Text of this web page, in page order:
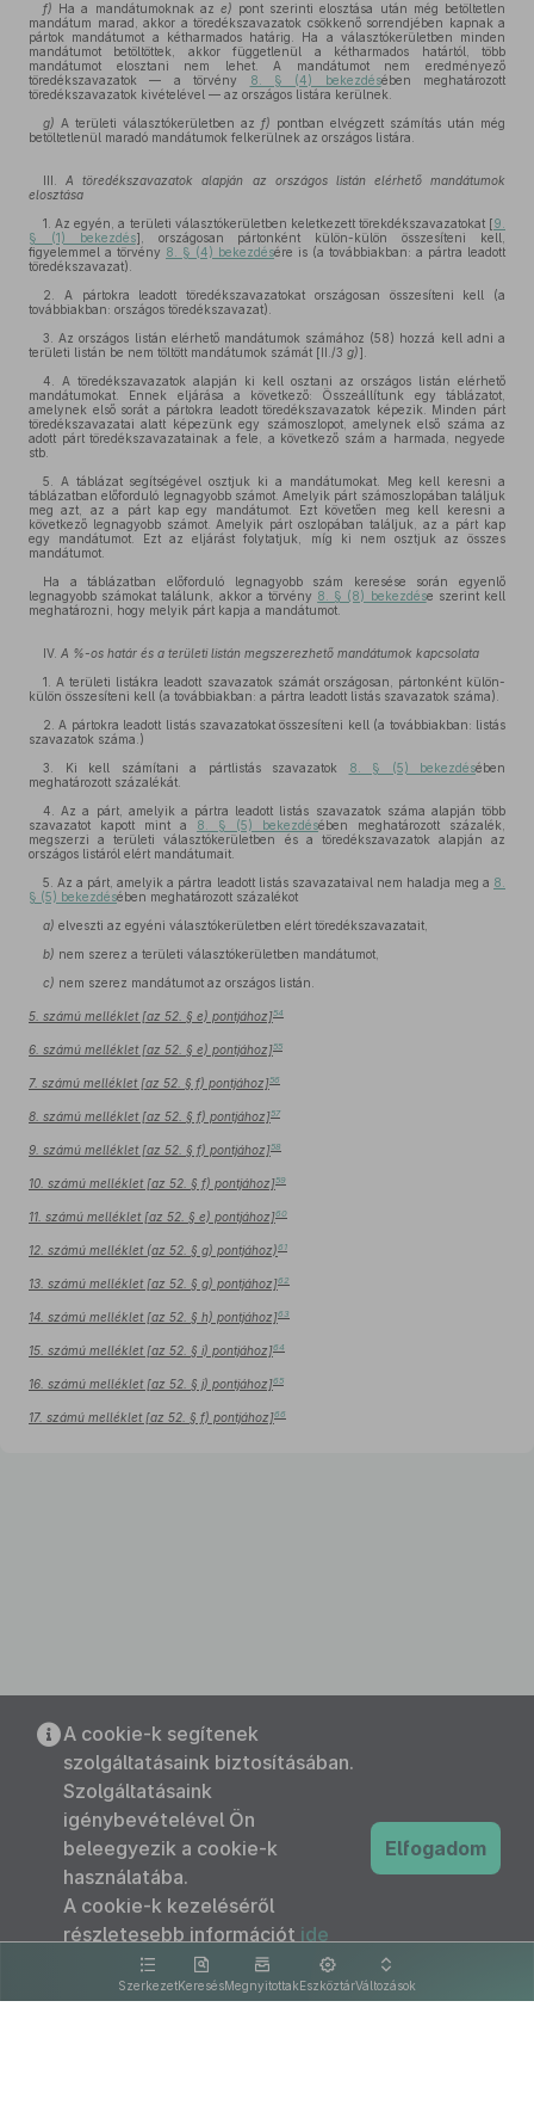
f) Ha a mandátumoknak az e) pont szerinti elosztása után még betöltetlen
mandátum marad, akkor a töredékszavazatok csökkenő sorrendjében kapnak a
pártok mandátumot a kétharmados határig. Ha a választókerületben minden
mandátumot betöltöttek, akkor függetlenül a kétharmados határtól, több
mandátumot elosztani nem lehet. A mandátumot nem eredményező
töredékszavazatok — a törvény
8. § (4) bekezdésében meghatározott
töredékszavazatok kivételével — az országos listára kerülnek.
g) A területi választókerületben az f) pontban elvégzett számítás után még
betöltetlenül maradó mandátumok felkerülnek az országos listára.
III.A töredékszavazatok alapján az országos listán elérhető mandátumok
elosztása
1. Az egyén, a területi választókerületben keletkezett törekdékszavazatokat [9.
§ (1) bekezdés], országosan pártonként külön-külön összesíteni kell,
figyelemmel a törvény 8. § (4) bekezdésére is (a továbbiakban: a pártra leadott
töredékszavazat).
2. A pártokra leadott töredékszavazatokat országosan összesíteni kell (a
továbbiakban: országos töredékszavazat).
3. Az országos listán elérhető mandátumok számához (58) hozzá kell adni a
területi listán be nem töltött mandátumok számát [II./3 g)].
4. A töredékszavazatok alapján ki kell osztani az országos listán elérhető
mandátumokat. Ennek eljárása a következő: Összeállítunk egy táblázatot,
amelynek első sorát a pártokra leadott töredékszavazatok képezik. Minden párt
töredékszavazatai alatt képezünk egy számoszlopot, amelynek első száma az
adott párt töredékszavazatainak a fele, a következő szám a harmada, negyede
stb.
5. A táblázat segítségével osztjuk ki a mandátumokat. Meg kell keresni a
táblázatban előforduló legnagyobb számot. Amelyik párt számoszlopában találjuk
meg azt, az a párt kap egy mandátumot. Ezt követően meg kell keresni a
következő legnagyobb számot. Amelyik párt oszlopában találjuk, az a párt kap
egy mandátumot. Ezt az eljárást folytatjuk, míg ki nem osztjuk az összes
mandátumot.
Ha a táblázatban előforduló legnagyobb szám keresése során egyenlő
legnagyobb számokat találunk, akkor a törvény 8. § (8) bekezdése szerint kell
meghatározni, hogy melyik párt kapja a mandátumot.
IV. A %-os határ és a területi listán megszerezhető mandátumok kapcsolata
1. A területi listákra leadott szavazatok számát országosan, pártonként külön-
külön összesíteni kell (a továbbiakban: a pártra leadott listás szavazatok száma).
2. A pártokra leadott listás szavazatokat összesíteni kell (a továbbiakban: listás
szavazatok száma.)
3. Ki kell számítani a pártlistás szavazatok
8. § (5) bekezdésében
meghatározott százalékát.
4. Az a párt, amelyik a pártra leadott listás szavazatok száma alapján több
szavazatot kapott mint a 8. § (5) bekezdésében meghatározott százalék,
megszerzi a területi választókerületben és a töredékszavazatok alapján az
országos listáról elért mandátumait.
5. Az a párt, amelyik a pártra leadott listás szavazataival nem haladja meg a 8.
§ (5) bekezdésében meghatározott százalékot
a) elveszti az egyéni választókerületben elért töredékszavazatait,
b) nem szerez a területi választókerületben mandátumot,
c) nem szerez mandátumot az országos listán.
5. számú melléklet [az 52. § e) pontjához]54
6. számú melléklet [az 52. § e) pontjához]55
7. számú melléklet [az 52. § f) pontjához]56
8. számú melléklet [az 52. § f) pontjához]57
9. számú melléklet [az 52. § f) pontjához]58
10. számú melléklet [az 52. § f) pontjához]59
11. számú melléklet [az 52. § e) pontjához]60
12. számú melléklet (az 52. § g) pontjához)61
13. számú melléklet [az 52. § g) pontjához]62
14. számú melléklet [az 52. § h) pontjához]63
15. számú melléklet [az 52. § i) pontjához]64
16. számú melléklet [az 52. § j) pontjához]65
17. számú melléklet [az 52. § f) pontjához]66
SzerkezetKeresésMegnyitottakEszköztárVáltozások
A cookie-k segítenek
szolgáltatásaink biztosításában.
Szolgáltatásaink
igénybevételével Ön
beleegyezik a cookie-k
használatába.
A cookie-k kezeléséről
részletesebb információt ide
kattintva olvashat.
Elfogadom